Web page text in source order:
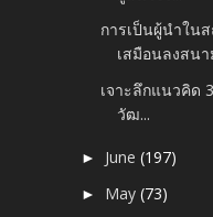
การเป็นผู้นำใน
เสมือนลงสนา
เจาะลึกแนวคิด
วัฒ...
► June(197)
► May(73)